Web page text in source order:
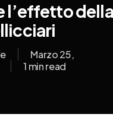
l’effetto della
Marzo 25,
1 min read